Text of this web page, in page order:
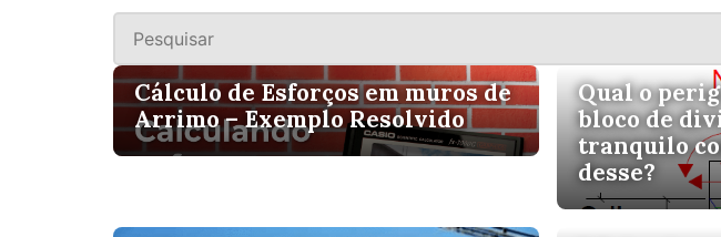
Cálculo de Esforços em muros de
Arrimo – Exemplo Resolvido
Qual o
bloco de
tranquilo
desse?